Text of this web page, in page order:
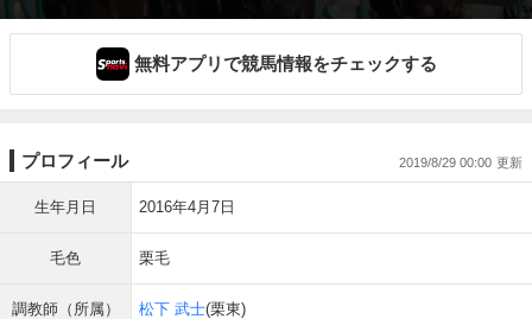
無料アプリで競馬情報をチェックする
プロフィール 2019/8/29 00:00
生年月日 2016年4月7日
毛色 栗毛
調教師（所属） 松下 武士(栗東)